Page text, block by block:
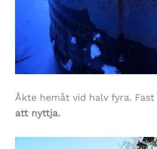
Åkte hemåt vid halv fyra. Fast
att nyttja.